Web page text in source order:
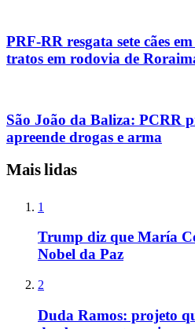
PRF-RR resgata sete cães
tratos em rodovia de
São João da Baliza: PCRR
apreende drogas e arma
Mais lidas
1
Trump diz que María
Nobel da Paz
2
Duda Ramos: projeto